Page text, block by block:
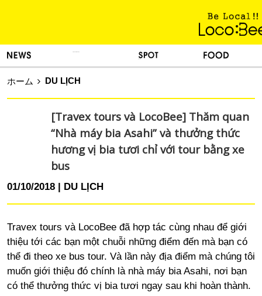
ホーム DU LỊCH
[Travex tours và LocoBee] Thăm quan
“Nhà máy bia Asahi” và thưởng thức
hương vị bia tươi chỉ với tour bằng xe
bus
01/10/2018 DU LỊCH
Travex tours và LocoBee đã hợp tác cùng nhau để giới
thiệu tới các bạn một chuỗi những điểm đến mà bạn có
thể đi theo xe bus tour. Và lần này địa điểm mà chúng tôi
muốn giới thiệu đó chính là nhà máy bia Asahi, nơi bạn
có thể thưởng thức vị bia tươi ngay sau khi hoàn thành.